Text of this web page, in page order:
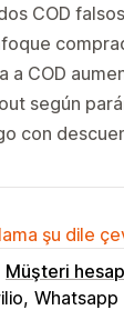
COD
a COD
según
con
şu dile
Müşteri
Whatsapp